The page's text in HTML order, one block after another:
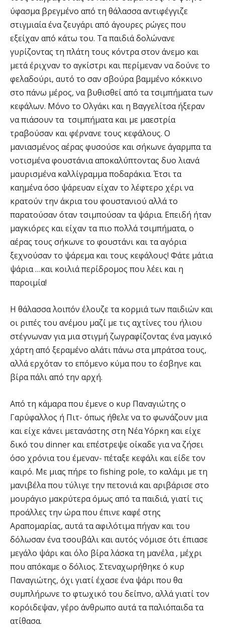
ύφασμα βρεγμένο από τη θάλασσα αντιφέγγιζε
στιγμιαία ένα ζευγάρι από άγουρες ρώγες που
εξείχαν από κάτω του. Τα παιδιά δολώνανε
γυρίζοντας τη πλάτη τους κόντρα στον άνεμο και
μετά έριχναν το αγκίστρι και περίμεναν να δούνε το
φελαδούρι, αυτό το σαν σβούρα βαμμένο κόκκινο
στο πάνω μέρος, να βυθισθεί από τα τσιμπήματα των
κεφάλων. Μόνο το Ολγάκι και η Βαγγελίτσα ήξεραν
να πιάσουν τα τσιμπήματα και με μαεστρία
τραβούσαν και φέρνανε τους κεφάλους. Ο
μανιασμένος αέρας φυσούσε και σήκωνε άγαρμπα τα
νοτισμένα φουστάνια αποκαλύπτοντας δυο λιανά
μαυρισμένα καλλίγραμμα ποδαράκια. Έτσι τα
καημένα όσο ψάρευαν είχαν το λέφτερο χέρι να
κρατούν την άκρια του φουστανιού αλλά το
παρατούσαν όταν τσιμπούσαν τα ψάρια. Επειδή ήταν
μαγκιόρες και είχαν τα πιο πολλά τσιμπήματα, ο
αέρας τους σήκωνε το φουστάνι και τα αγόρια
ξεχνούσαν το ψάρεμα και τους κεφάλους! Φάτε μάτια
ψάρια …και κοιλιά περίδρομος που λέει και η
παροιμία!
Η θάλασσα λοιπόν έλουζε τα κορμιά των παιδιών και
οι ριπές του ανέμου μαζί με τις αχτίνες του ήλιου
στέγνωναν για μια στιγμή ζωγραφίζοντας ένα μαγικό
χάρτη από ξεραμένο αλάτι πάνω στα μπράτσα τους,
αλλά ερχόταν το επόμενο κύμα που το έσβηνε και
βίρα πάλι από την αρχή.
Από τη κάμαρα που έμενε ο κυρ Παναγιώτης ο
Γαρύφαλλος ή Πιτ- όπως ήθελε να το φωνάζουν μια
και είχε κάνει μετανάστης στη Νέα Υόρκη και είχε
δικό του dinner και επέστρεψε οίκαδε για να ζήσει
όσο χρόνια του έμεναν- πέταξε κεφάλι και είδε τον
καιρό. Με μιας πήρε το fishing pole, το καλάμι με τη
μανιβέλα που τύλιγε την πετονιά και αριβάρισε στο
μουράγιο μακρύτερα όμως από τα παιδιά, γιατί τις
προάλλες την ώρα που έπινε καφέ στης
Αραπομαρίας, αυτά τα αφιλότιμα πήγαν και του
δόλωσαν ένα τσουβάλι και αυτός νόμισε ότι έπιασε
μεγάλο ψάρι και όλο βίρα λάσκα τη μανέλα , μέχρι
που απόκαμε ο δόλιος. Στεναχωρήθηκε ό κυρ
Παναγιώτης, όχι γιατί έχασε ένα ψάρι που θα
συμπλήρωνε το φτωχικό του δείπνο, αλλά γιατί τον
κορόιδεψαν, γέρο άνθρωπο αυτά τα παλιόπαιδα τα
ατίθασα.